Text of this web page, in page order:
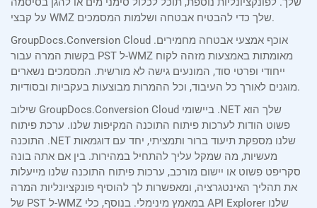
על קבצי WMZ שלך כדי להבטיח אבטחה ושלמות המסמכים.
GroupDocs.Conversion Cloud אוכף אמצעי אבטחה מחמירים.
בקשות המרה עבור PST ל-WMZ מאומתות באמצעות מזהה לקוח
ייחודי ופרטי סוד, המונעים גישה לא מורשית. המסמכים נשארים
מוגנים לאורך כל העיבוד, וכל ההמרות מבוצעות בעקביות ובסודיות.
שילוב GroupDocs.Conversion Cloud ביישומי .NET שלך הוא
פשוט הודות לערכות פיתוח התוכנה המקיפות שלנו. ערכת פיתוח
התוכנה .NET שלנו מספקת תיעוד ברור ותמציתי, יחד עם דוגמאות
מעשיות, מה שמקל עליך להתחיל במהירות. בין אם אתה בונה
סקריפט פשוט או יישום מורכב, ערכות פיתוח התוכנה שלנו מייעלות
את תהליך האינטגרציה, ומאפשרות לך להוסיף פונקציונליות המרה
של PST ל-WMZ במאמץ מינימלי. בנוסף, כלי API Explorer שלנו